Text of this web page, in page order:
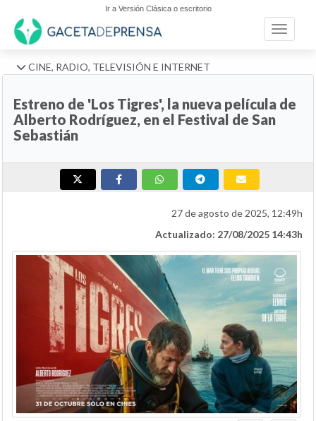
Ir a Versión Clásica o escritorio
Toggle
CINE, RADIO, TELEVISIÓN E INTERNET
Estreno de 'Los Tigres', la nueva película de
Alberto Rodríguez, en el Festival de San
Sebastián
27 de agosto de 2025, 12:49h
Actualizado: 27/08/2025 14:43h